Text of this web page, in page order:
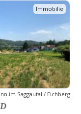
Immobilie
im Saggautal / Eichberg